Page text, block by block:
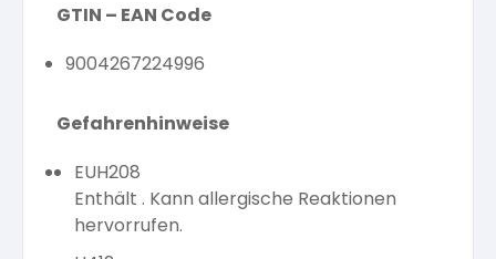
GTIN – EAN Code
9004267224996
Gefahrenhinweise
EUH208
Enthält . Kann allergische Reaktionen
hervorrufen.